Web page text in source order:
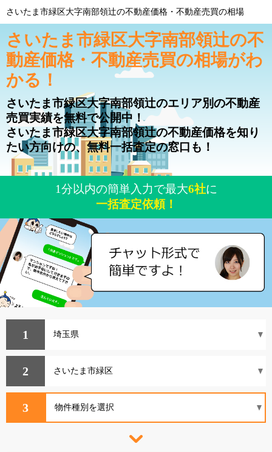
さいたま市緑区大字南部領辻の不動産価格・不動産売買の相場
さいたま市緑区大字南部領辻の不
動産価格・不動産売買の相場がわ
かる！
さいたま市緑区大字南部領辻のエリア別の不動産
売買実績を無料で公開中！
さいたま市緑区大字南部領辻の不動産価格を知り
たい方向けの、無料一括査定の窓口も！
1分以内の簡単入力で最大6社に
一括査定依頼！
1
2
3